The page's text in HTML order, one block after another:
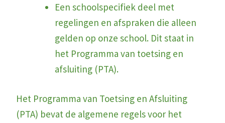
Een schoolspecifiek deel met
regelingen en afspraken die alleen
gelden op onze school. Dit staat in
het Programma van toetsing en
afsluiting (PTA).
Het Programma van Toetsing en Afsluiting
(PTA) bevat de algemene regels voor het